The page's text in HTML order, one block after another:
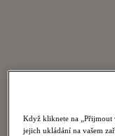
Když kliknete na „Přijmout
jejich ukládání na vašem